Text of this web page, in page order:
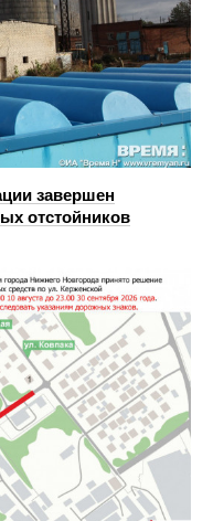
завершен
отстойников